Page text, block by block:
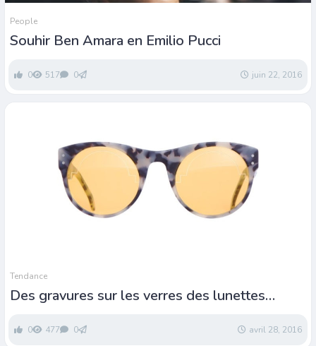
People
Souhir Ben Amara en Emilio Pucci
0 517 0 juin 22, 2016
Tendance
Des gravures sur les verres des lunettes
0 477 0 avril 28, 2016